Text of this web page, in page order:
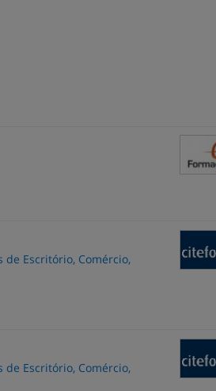
Escritório, Comércio,
Escritório, Comércio,